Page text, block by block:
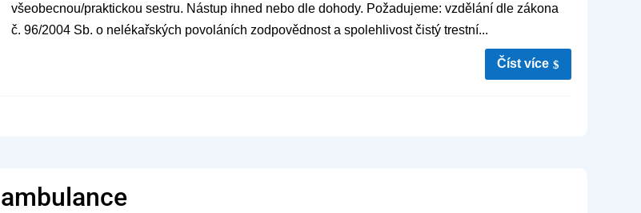
všeobecnou/praktickou sestru. Nástup ihned nebo dle dohody. Požadujeme: vzdělání dle zákona
č. 96/2004 Sb. o nelékařských povoláních zodpovědnost a spolehlivost čistý trestní...
číst více